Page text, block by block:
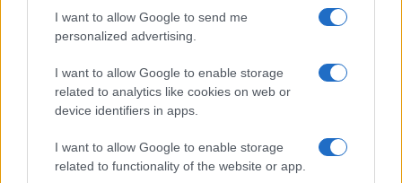
I want to allow Google to send me
personalized advertising.
I want to allow Google to enable storage
related to analytics like cookies on web or
device identifiers in apps.
I want to allow Google to enable storage
related to functionality of the website or app.
Νέα επέκταση σε πρόγραμμα ΔΥΠΑ:
Ξεκίνησαν οι αιτήσεις για 8.000 νέες θέσεις